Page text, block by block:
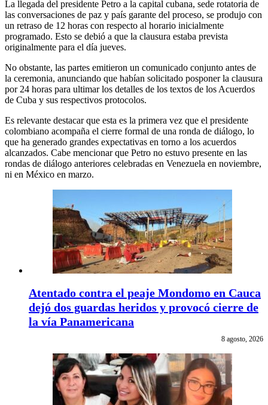
La llegada del presidente Petro a la capital cubana, sede rotatoria de
las conversaciones de paz y país garante del proceso, se produjo con
un retraso de 12 horas con respecto al horario inicialmente
programado. Esto se debió a que la clausura estaba prevista
originalmente para el día jueves.
No obstante, las partes emitieron un comunicado conjunto antes de
la ceremonia, anunciando que habían solicitado posponer la clausura
por 24 horas para ultimar los detalles de los textos de los Acuerdos
de Cuba y sus respectivos protocolos.
Es relevante destacar que esta es la primera vez que el presidente
colombiano acompaña el cierre formal de una ronda de diálogo, lo
que ha generado grandes expectativas en torno a los acuerdos
alcanzados. Cabe mencionar que Petro no estuvo presente en las
rondas de diálogo anteriores celebradas en Venezuela en noviembre,
ni en México en marzo.
Atentado contra el peaje Mondomo en Cauca
dejó dos guardas heridos y provocó cierre de
la vía Panamericana
8 agosto, 2026